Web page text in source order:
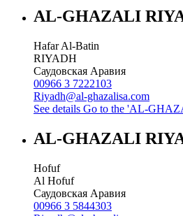
AL-GHAZALI
Hafar Al-Batin
RIYADH
Саудовская Аравия
00966 3 7222103
Riyadh@al-ghazalisa.com
See details Go to the 'AL-
AL-GHAZALI
Hofuf
Al Hofuf
Саудовская Аравия
00966 3 5844303